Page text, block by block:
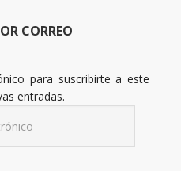
CORREO
para suscribirte a este
entradas.